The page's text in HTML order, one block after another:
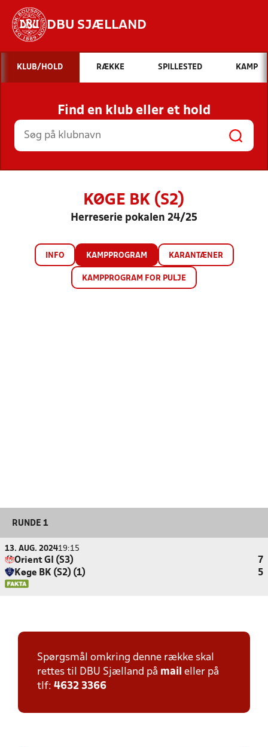
DBU SJÆLLAND
Hvad vil du søge efter?
INDHOLD OG NYHEDER
STILLINGER, RESULTATER, KLUBBER OG
HOLD
KLUB/HOLD RÆKKE SPILLESTED KAMP
Find en klub eller et hold
KØGE BK (S2)
Herreserie pokalen 24/25
INFO KAMPPROGRAM KARANTÆNER
KAMPPROGRAM FOR PULJE
RUNDE 1
13. AUG. 202419:15
Orient GI (S3)
7
Køge BK (S2) (1)
5
Spørgsmål omkring denne række skal
rettes til DBU Sjælland på mail eller på
tlf: 4632 3366